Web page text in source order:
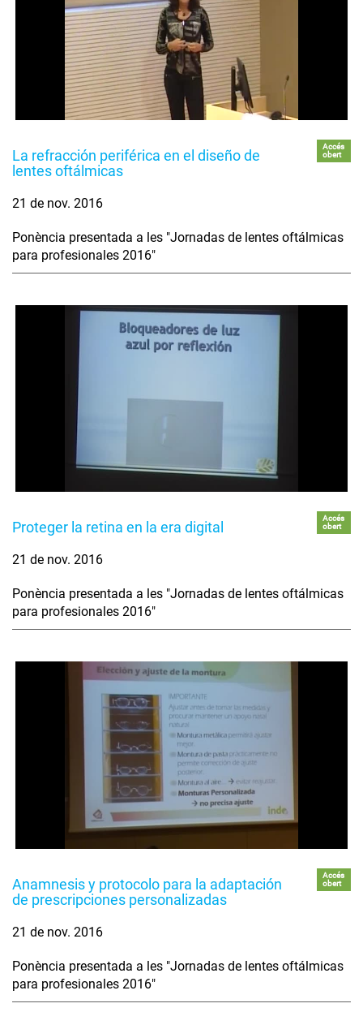
La refracción periférica en el diseño de
lentes oftálmicas
Accés
obert
21 de nov. 2016
Ponència presentada a les "Jornadas de lentes oftálmicas
para profesionales 2016"
Proteger la retina en la era digital
Accés
obert
21 de nov. 2016
Ponència presentada a les "Jornadas de lentes oftálmicas
para profesionales 2016"
Anamnesis y protocolo para la adaptación
de prescripciones personalizadas
Accés
obert
21 de nov. 2016
Ponència presentada a les "Jornadas de lentes oftálmicas
para profesionales 2016"